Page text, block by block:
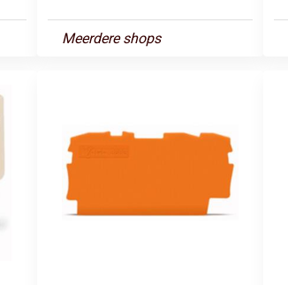
Meerdere shops